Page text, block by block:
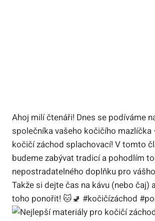
Ahoj milí čtenáři! Dnes se podíváme
společníka vašeho kočičího mazlíčka
kočičí záchod splachovací! V tomto
budeme zabývat tradicí a pohodlím
nepostradatelného doplňku pro
Takže si dejte čas na kávu (nebo čaj)
toho ponořit! 🐱🚽 #kočičízáchod